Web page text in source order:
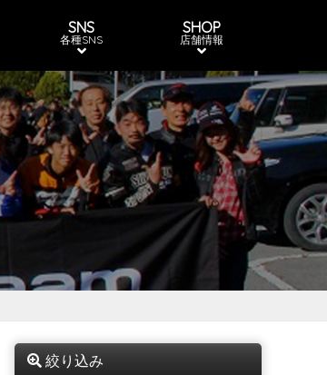
SNS
各種SNS
SHOP
店舗情報
絞り込み